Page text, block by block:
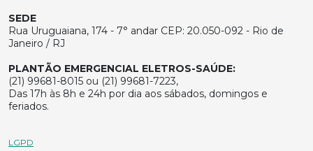
SEDE
Rua Uruguaiana, 174 - 7° andar CEP: 20.050-092 - Rio de
Janeiro / RJ
PLANTÃO EMERGENCIAL ELETROS-SAÚDE:
(21) 99681-8015 ou (21) 99681-7223,
Das 17h às 8h e 24h por dia aos sábados, domingos e
feriados.
LGPD